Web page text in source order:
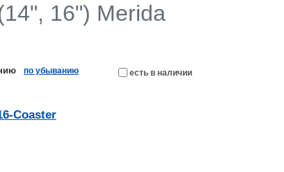
16") Merida
по убыванию есть в наличии
Coaster